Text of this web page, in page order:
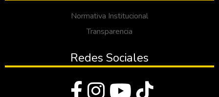
Normativa Institucional
Transparencia
Redes Sociales